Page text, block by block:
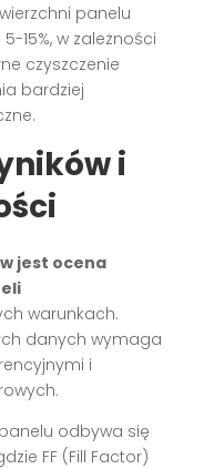
panelu
15%, w zależności
czyszczenie
bardziej
i
jest ocena
warunkach.
danych wymaga
i
panelu odbywa się
FF (Fill Factor)